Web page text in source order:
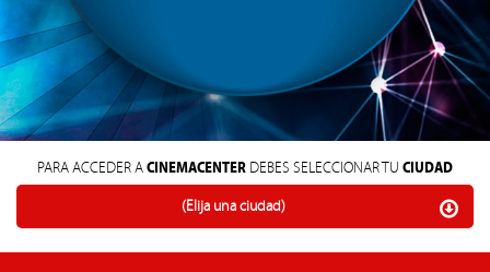
PARA ACCEDER ACINEMACENTER DEBES SELECCIONAR TU CIUDAD
(Elija una ciudad)